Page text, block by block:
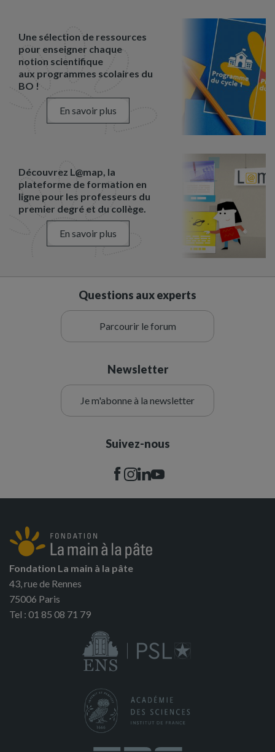
Une sélection de ressources
pour enseigner chaque
notion scientifique
aux programmes scolaires du
BO !
En savoir plus
Découvrez L@map, la
plateforme de formation en
ligne pour les professeurs du
premier degré et du collège.
En savoir plus
Questions aux experts
Parcourir le forum
Newsletter
Je m'abonne à la newsletter
Suivez-nous
Fondation La main à la pâte
43, rue de Rennes
75006 Paris
Tel : 01 85 08 71 79